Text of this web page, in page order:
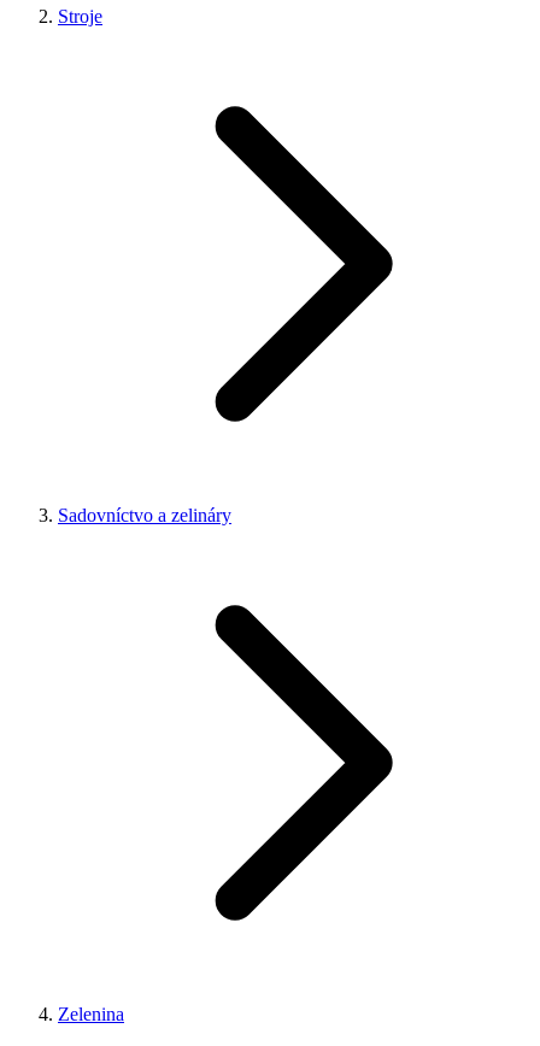
Stroje
Sadovníctvo a zelináry
Zelenina